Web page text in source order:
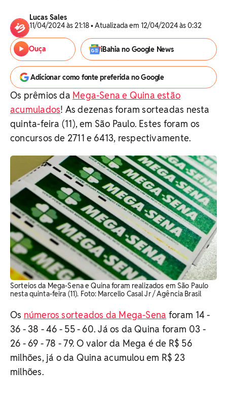
Lucas Sales
11/04/2024 às 21:18 • Atualizada em 12/04/2024 às 0:32
Ouça iBahia no Google News
Adicionar como fonte preferida no Google
Os prêmios da Mega-Sena e Quina estão
acumulados! As dezenas foram sorteadas nesta
quinta-feira (11), em São Paulo. Estes foram os
concursos de 2711 e 6413, respectivamente.
Sorteios da Mega-Sena e Quina foram realizados em São Paulo
nesta quinta-feira (11). Foto: Marcello Casal Jr / Agência Brasil
Os números sorteados da Mega-Sena foram 14 -
36 - 38 - 46 - 55 - 60. Já os da Quina foram 03 -
26 - 69 - 78 - 79. O valor da Mega é de R$ 56
milhões, já o da Quina acumulou em R$ 23
milhões.